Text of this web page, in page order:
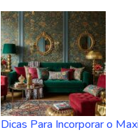
Dicas Para Incorporar o